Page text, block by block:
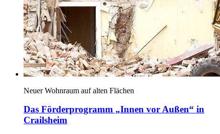
Neuer Wohnraum auf alten Flächen
Das Förderprogramm „Innen vor Außen“ in
Crailsheim